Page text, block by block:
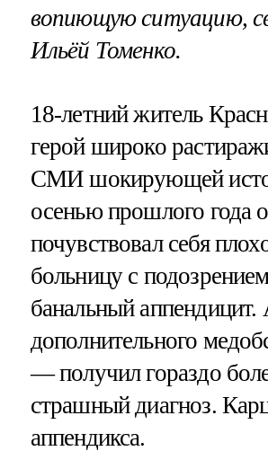
вопиющую ситуацию,
Ильёй Томенко.
18-летний житель
герой широко
СМИ шокирующей
осенью прошлого года
почувствовал себя
больницу с
банальный аппендицит.
дополнительного
— получил гораздо
страшный диагноз.
аппендикса.